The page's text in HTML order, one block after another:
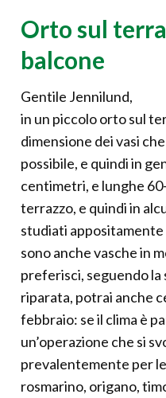
Orto sul
balcone
Gentile Jennilund,
in un piccolo orto sul
dimensione dei vasi
possibile, e quindi in
centimetri, e lunghe
terrazzo, e quindi in
studiati appositamente
sono anche vasche in
preferisci, seguendo
riparata, potrai anche
febbraio: se il clima è
un’operazione che si
prevalentemente per
rosmarino, origano,